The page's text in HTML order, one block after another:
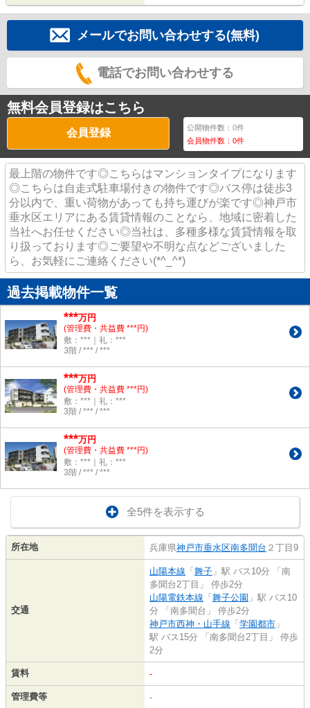
メールでお問い合わせする(無料)
電話でお問い合わせする
無料会員登録はこちら
会員登録 公開物件数：0件
会員物件数：0件
最上階の物件です◎こちらはマンションタイプになります
◎こちらは自走式駐車場付きの物件です◎バス停は徒歩3
分以内で、重い荷物があっても持ち運びが楽です◎神戸市
垂水区エリアにある賃貸情報のことなら、地域に密着した
当社へお任せください◎当社は、多種多様な賃貸情報を取
り扱っております◎ご要望や不明な点などございました
ら、お気軽にご連絡ください(*^_^*)
過去掲載物件一覧
***万円
(管理費・共益費 ***円)
敷：***｜礼：***
3階 / *** / ***
***万円
(管理費・共益費 ***円)
敷：***｜礼：***
3階 / *** / ***
***万円
(管理費・共益費 ***円)
敷：***｜礼：***
3階 / *** / ***
全5件を表示する
所在地 兵庫県神戸市垂水区南多聞台 ２丁目9
交通
山陽本線 「 舞子 」駅 バス10分 「南
多聞台2丁目」 停歩2分
山陽電鉄本線 「 舞子公園 」駅 バス10
分 「南多聞台」 停歩2分
神戸市西神・山手線 「 学園都市 」
駅 バス15分 「南多聞台2丁目」 停歩
2分
賃料 -
管理費等 -